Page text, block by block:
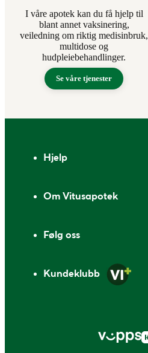
I våre apotek kan du få hjelp til
blant annet vaksinering,
veiledning om riktig medisinbruk,
multidose og
hudpleiebehandlinger.
Se våre tjenester
Hjelp
Om Vitusapotek
Følg oss
Kundeklubb